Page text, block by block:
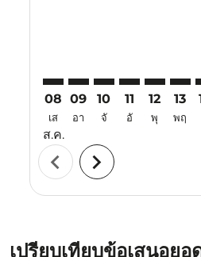
08
เส
ส.ค.
09
อา
10
จั
11
อั
12
พุ
13
พฤ
chevron_left chevron_right
เปรียบเทียบข้อเสนอย